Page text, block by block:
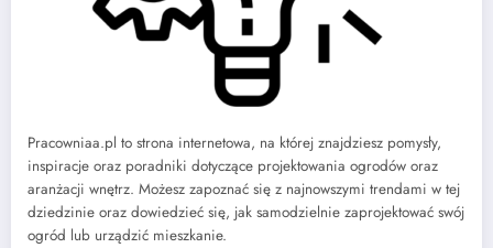
Pracowniaa.pl to strona internetowa, na której znajdziesz pomysły,
inspiracje oraz poradniki dotyczące projektowania ogrodów oraz
aranżacji wnętrz. Możesz zapoznać się z najnowszymi trendami w tej
dziedzinie oraz dowiedzieć się, jak samodzielnie zaprojektować swój
ogród lub urządzić mieszkanie.